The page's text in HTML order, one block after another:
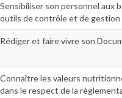
Sensibiliser son personnel aux
outils de contrôle et de gestion
Rédiger et faire vivre son
Connaître les valeurs
dans le respect de la